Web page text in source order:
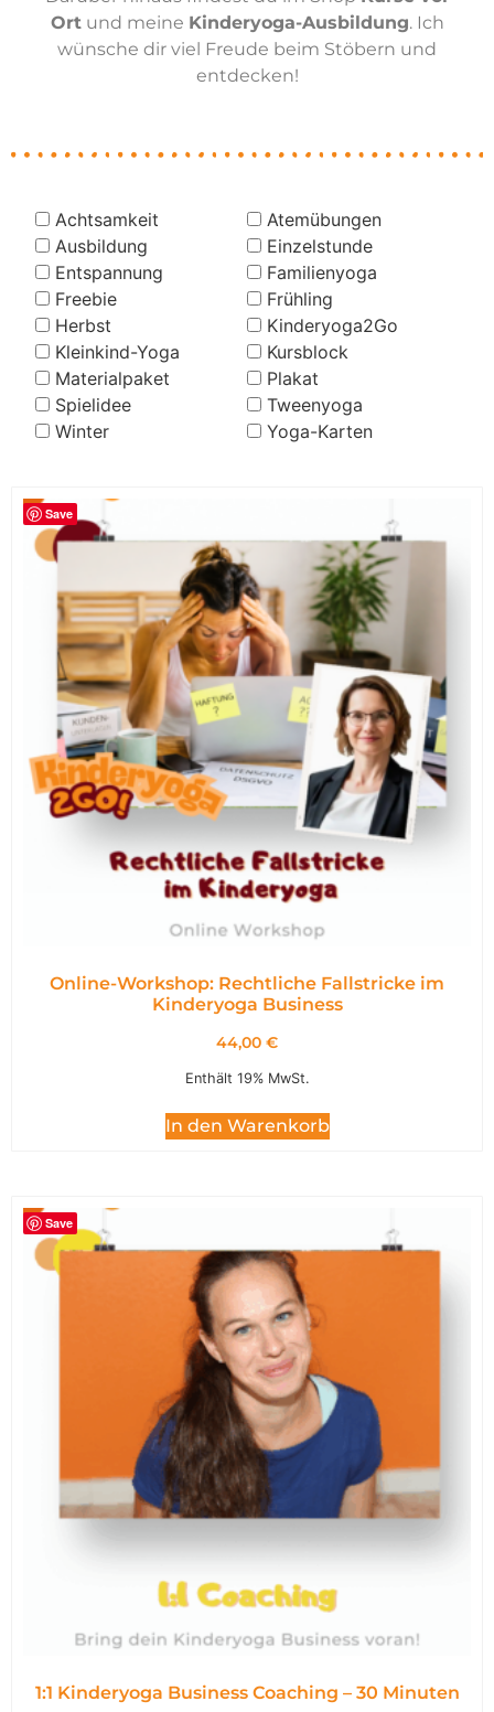
Ortund meine Kinderyoga-Ausbildung. Ich
wünsche dir viel Freude beim Stöbern und
entdecken!
Achtsamkeit
Atemübungen
Ausbildung
Einzelstunde
Entspannung
Familienyoga
Freebie
Frühling
Herbst
Kinderyoga2Go
Kleinkind-Yoga
Kursblock
Materialpaket
Plakat
Spielidee
Tweenyoga
Winter
Yoga-Karten
Save
Online-Workshop: Rechtliche Fallstricke im
Kinderyoga Business
44,00 €
Enthält 19% MwSt.
In den Warenkorb
Save
1:1 Kinderyoga Business Coaching – 30 Minuten